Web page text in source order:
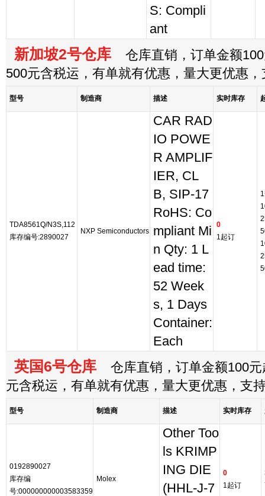
S: Compli
ant
新加坡2号仓库 仓库直销，订单金额
500元含税运，有单就有优惠，量大更优惠
型号 制造商 描述 实时库存
TDA8561Q/N3S,112
库存编号:2890027
NXP Semiconductors
CAR RAD
IO POWE
R AMPLIF
IER, CL
B, SIP-17
RoHS: Co
mpliant Mi
n Qty: 1 L
ead time:
52 Week
s, 1 Days
Container:
Each
0
1起订
英国6号仓库 仓库直销，订单金额100元
元含税运，有单就有优惠，量大更优惠，支
型号 制造商 描述 实时库存
0192890027
库存编
号:000000000003583359
Molex
Other Too
ls KRIMP
ING DIE
(HHL-J-7
0
1起订